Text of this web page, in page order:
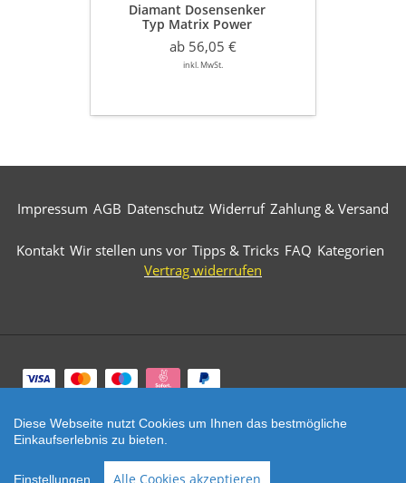
Staubabsaugung
Diamant Dosensenker
Typ Matrix Power
Ø 68 / 82 mm
für Staubabsaugung
Beton leicht armiert
ab 56,05 €
inkl. MwSt.
Impressum AGB Datenschutz Widerruf Zahlung & Versand
Kontakt Wir stellen uns vor Tipps & Tricks FAQ Kategorien
Vertrag widerrufen
Zahlungsarten
© 2026 Märkische Diamantwerkzeuge. All Rights
Reserved.
Diese Webseite nutzt Cookies um Ihnen das bestmögliche
Einkaufserlebnis zu bieten.
Einstellungen Alle Cookies akzeptieren
aus Bewertungen bei: ebay.de, amazon.de, shopvote.de ⓘ